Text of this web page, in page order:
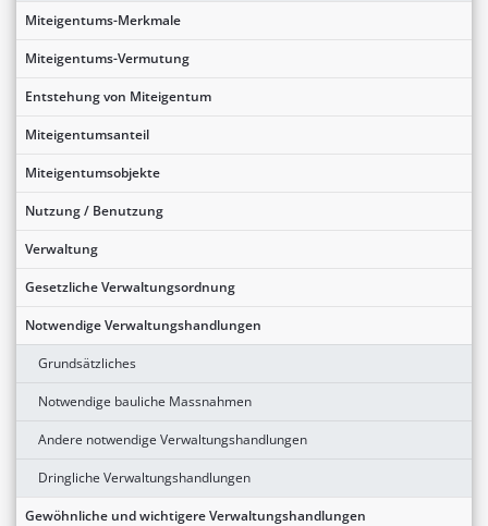
Miteigentums-Merkmale
Miteigentums-Vermutung
Entstehung von Miteigentum
Miteigentumsanteil
Miteigentumsobjekte
Nutzung / Benutzung
Verwaltung
Gesetzliche Verwaltungsordnung
Notwendige Verwaltungshandlungen
Grundsätzliches
Notwendige bauliche Massnahmen
Andere notwendige Verwaltungshandlungen
Dringliche Verwaltungshandlungen
Gewöhnliche und wichtigere Verwaltungshandlungen